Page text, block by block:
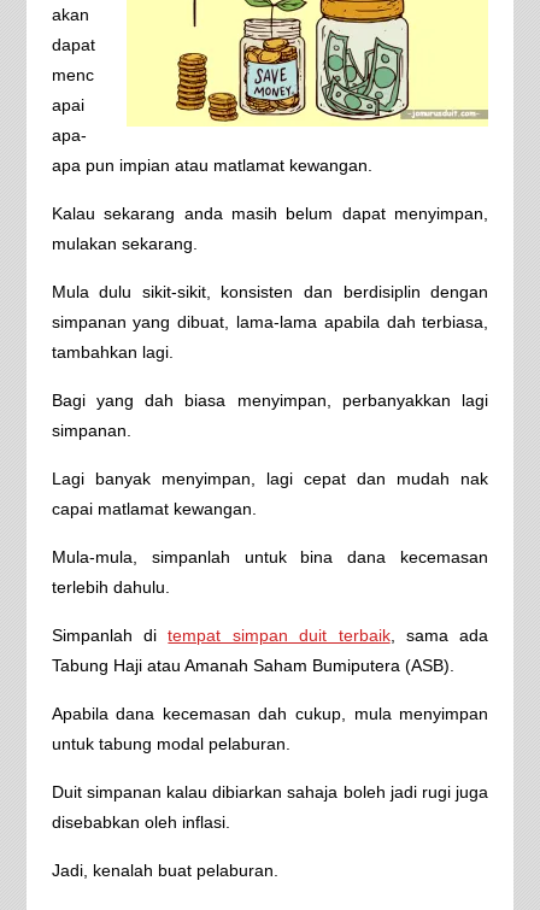
akan
dapat
menc
apai
apa-
apa pun impian atau matlamat kewangan.
Kalau sekarang anda masih belum dapat menyimpan,
mulakan sekarang.
Mula dulu sikit-sikit, konsisten dan berdisiplin dengan
simpanan yang dibuat, lama-lama apabila dah terbiasa,
tambahkan lagi.
Bagi yang dah biasa menyimpan, perbanyakkan lagi
simpanan.
Lagi banyak menyimpan, lagi cepat dan mudah nak
capai matlamat kewangan.
Mula-mula, simpanlah untuk bina dana kecemasan
terlebih dahulu.
Simpanlah ditempat simpan duit terbaik, sama ada
Tabung Haji atau Amanah Saham Bumiputera (ASB).
Apabila dana kecemasan dah cukup, mula menyimpan
untuk tabung modal pelaburan.
Duit simpanan kalau dibiarkan sahaja boleh jadi rugi juga
disebabkan oleh inflasi.
Jadi, kenalah buat pelaburan.